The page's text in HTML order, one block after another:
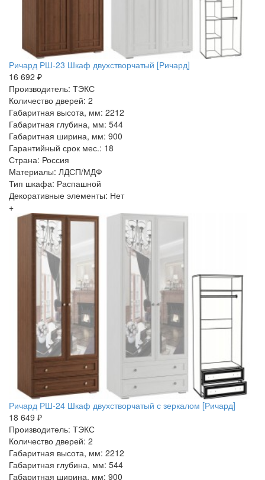
Ричард РШ-23 Шкаф двухстворчатый [Ричард]
16 692 ₽
Производитель: ТЭКС
Количество дверей: 2
Габаритная высота, мм: 2212
Габаритная глубина, мм: 544
Габаритная ширина, мм: 900
Гарантийный срок мес.: 18
Страна: Россия
Материалы: ЛДСП/МДФ
Тип шкафа: Распашной
Декоративные элементы: Нет
+
Ричард РШ-24 Шкаф двухстворчатый с зеркалом [Ричард]
18 649 ₽
Производитель: ТЭКС
Количество дверей: 2
Габаритная высота, мм: 2212
Габаритная глубина, мм: 544
Габаритная ширина, мм: 900